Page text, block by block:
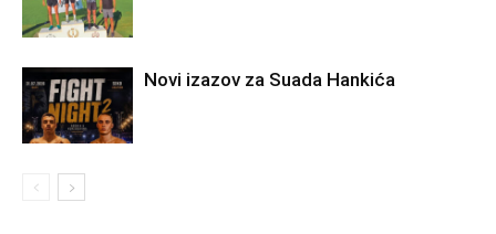
Novi izazov za Suada Hankića